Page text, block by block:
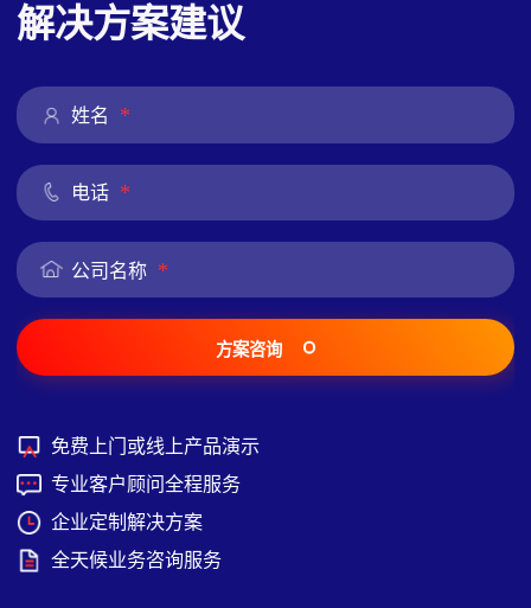
解决方案建议
姓名 *
电话 *
公司名称 *
方案咨询
免费上门或线上产品演示
专业客户顾问全程服务
企业定制解决方案
全天候业务咨询服务